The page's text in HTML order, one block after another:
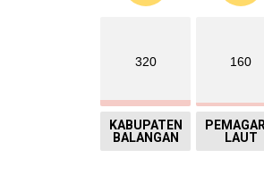
320
KABUPATEN
BALANGAN
160
LAUT